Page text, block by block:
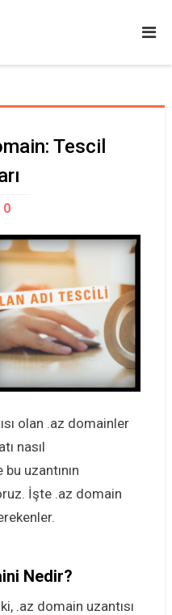
Tescil
0
olan .az domainler
nasıl
uzantının
İşte .az domain
Nedir?
.az domain uzantısı